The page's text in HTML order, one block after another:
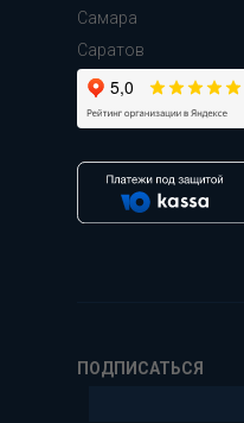
Самара
Cаратов
ПОДПИСАТЬСЯ